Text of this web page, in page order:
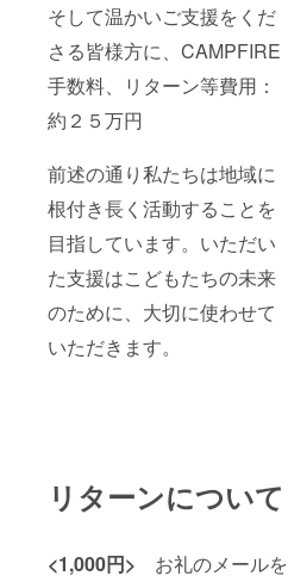
そして温かいご支援をくだ
さる皆様方に、CAMPFIRE
手数料、リターン等費用：
約２５万円
前述の通り私たちは地域に
根付き長く活動することを
目指しています。いただい
た支援はこどもたちの未来
のために、大切に使わせて
いただきます。
リターンについて
<1,000円> お礼のメールを